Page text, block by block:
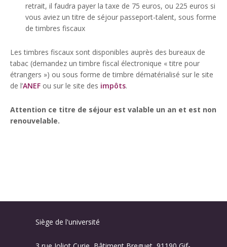
retrait, il faudra payer la taxe de 75 euros, ou 225 euros si
vous aviez un titre de séjour passeport-talent, sous forme
de timbres fiscaux
Les timbres fiscaux sont disponibles auprès des bureaux de
tabac (demandez un timbre fiscal électronique « titre pour
étrangers ») ou sous forme de timbre dématérialisé sur le site
de l’ANEF ou sur le site des impôts.
Attention ce titre de séjour est valable un an et est non
renouvelable.
Siège de l'université